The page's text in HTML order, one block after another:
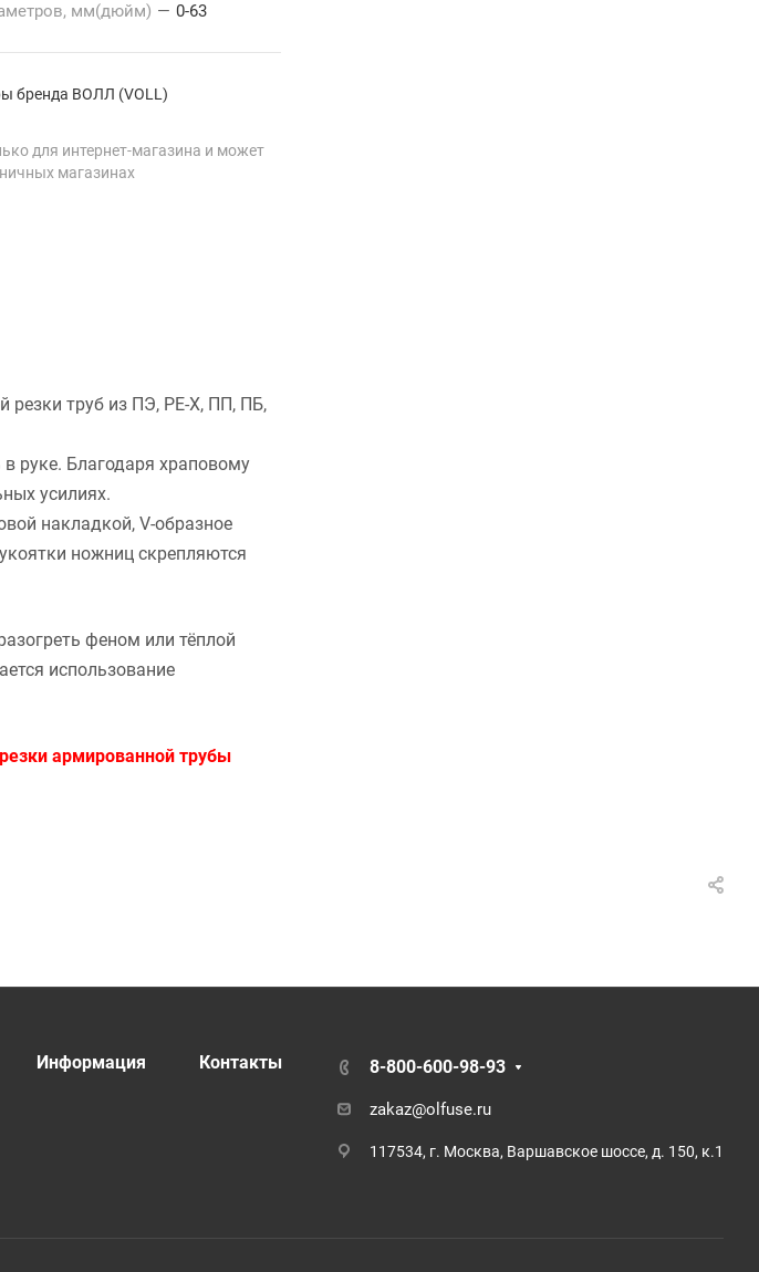
мм(дюйм) — 0-63
бренда ВОЛЛ (VOLL)
для интернет-магазина и может
магазинах
резки труб из ПЭ, РЕ-Х, ПП, ПБ,
руке. Благодаря храповому
усилиях.
накладкой, V-образное
ножниц скрепляются
феном или тёплой
использование
армированной трубы
Информация Контакты 8-800-600-98-93
zakaz@olfuse.ru
117534, г. Москва, Варшавское шоссе, д. 150, к.1